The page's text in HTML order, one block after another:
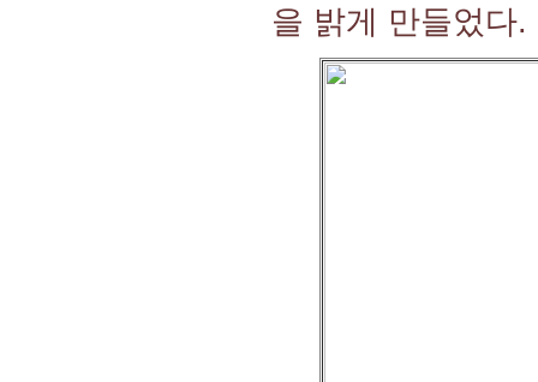
을 밝게 만들었다.